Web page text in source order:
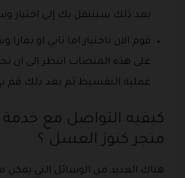
بعد ذلك سينتقل بك إلى اختيار
قوم الان باختيار اما تابي او
على هذه المنصات انتظر الى ان
عملية التقسيط ثم بعد ذلك قم
كيفيه التواصل مع خدمة
متجر كنوز العسل ؟
هناك العديد من الوسائل التي يمكن